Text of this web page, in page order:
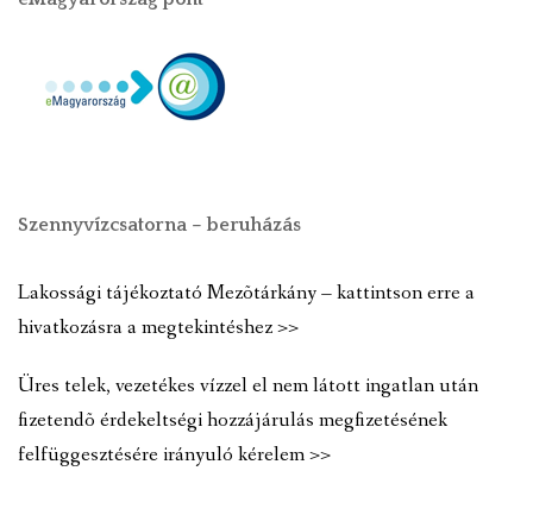
Szennyvízcsatorna – beruházás
Lakossági tájékoztató Mezõtárkány – kattintson erre a
hivatkozásra a megtekintéshez >>
Üres telek, vezetékes vízzel el nem látott ingatlan után
fizetendõ érdekeltségi hozzájárulás megfizetésének
felfüggesztésére irányuló kérelem >>